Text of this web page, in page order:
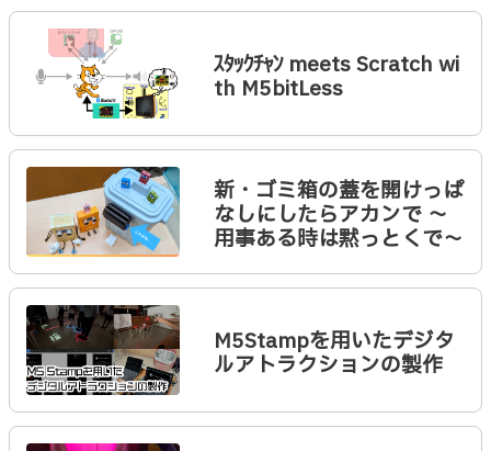
ｽﾀｯｸﾁｬﾝ meets Scratch wi
th M5bitLess
新・ゴミ箱の蓋を開けっぱ
なしにしたらアカンで 〜
用事ある時は黙っとくで〜
M5Stampを用いたデジタ
ルアトラクションの製作